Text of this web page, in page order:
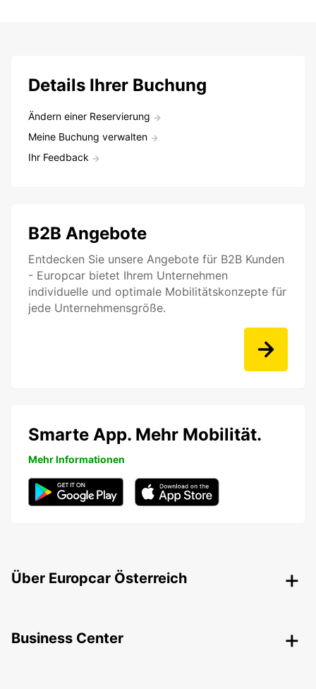
Details Ihrer Buchung
Ändern einer Reservierung
Meine Buchung verwalten
Ihr Feedback
B2B Angebote
Entdecken Sie unsere Angebote für B2B Kunden
- Europcar bietet Ihrem Unternehmen
individuelle und optimale Mobilitätskonzepte für
jede Unternehmensgröße.
Smarte App. Mehr Mobilität.
Mehr Informationen
Über Europcar Österreich
Business Center